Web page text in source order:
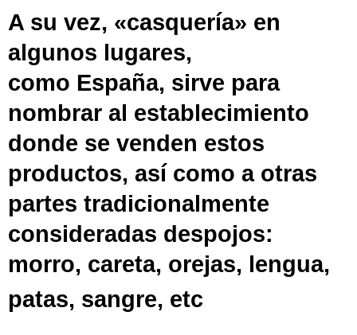
A su vez, «casquería» en
algunos lugares,
como España, sirve para
nombrar al establecimiento
donde se venden estos
productos, así como a otras
partes tradicionalmente
consideradas despojos:
morro, careta, orejas, lengua,
patas, sangre, etc